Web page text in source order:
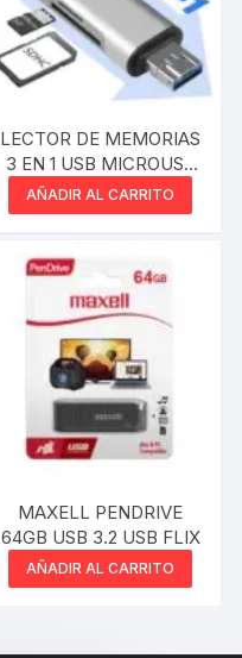
LECTOR DE MEMORIAS
3 EN 1 USB MICROUSB
USBTIPOC A SD
MICROSD 2.0
AÑADIR AL CARRITO
MAXELL PENDRIVE
64GB USB 3.2 USB FLIX
AÑADIR AL CARRITO